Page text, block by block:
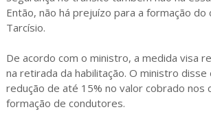
Então, não há prejuízo para a formação do
Tarcísio.
De acordo com o ministro, a medida visa
na retirada da habilitação. O ministro disse
redução de até 15% no valor cobrado nos
formação de condutores.